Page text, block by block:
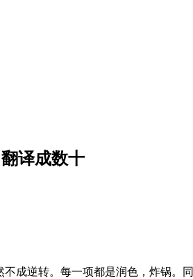
译成数十
逆转。每一项都是润色，炸锅。